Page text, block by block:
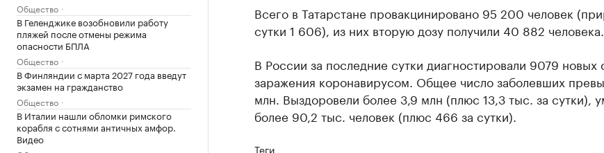
Общество
В Геленджике возобновили работу
пляжей после отмены режима
опасности БПЛА
Общество
В Финляндии с марта 2027 года введут
экзамен на гражданство
Общество
В Италии нашли обломки римского
корабля с сотнями античных амфор.
Видео
Всего в Татарстане провакцинировано 95 200 человек
сутки 1 606), из них вторую дозу получили 40 882 человека.
В России за последние сутки диагностировали 9079 новых
заражения коронавирусом. Общее число заболевших
млн. Выздоровели более 3,9 млн (плюс 13,3 тыс. за сутки),
более 90,2 тыс. человек (плюс 466 за сутки).
Теги